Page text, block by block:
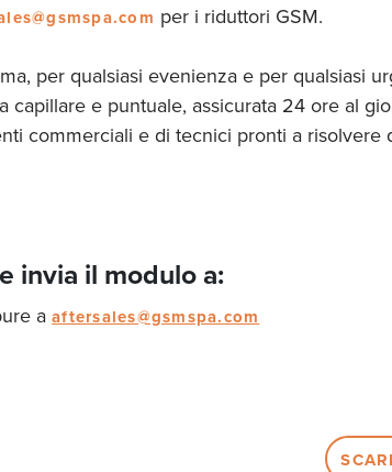
per i riduttori GSM.
per qualsiasi evenienza e per qualsiasi
capillare e puntuale, assicurata 24 ore al
commerciali e di tecnici pronti a risolvere
invia il modulo a:
aaftersales@gsmspa.com